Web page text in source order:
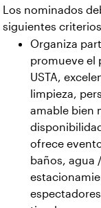
Los nominados
siguientes
Organiza
promueve el
USTA,
limpieza,
amable bien
ofrece
baños, agua